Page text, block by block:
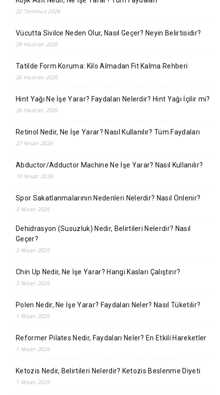
22 Temmuz 2026
Vücutta Sivilce Neden Olur, Nasıl Geçer? Neyin Belirtisidir?
29 Haziran 2026
Tatilde Form Koruma: Kilo Almadan Fit Kalma Rehberi
26 Haziran 2026
Hint Yağı Ne İşe Yarar? Faydaları Nelerdir? Hint Yağı İçilir mi?
26 Haziran 2026
Retinol Nedir, Ne İşe Yarar? Nasıl Kullanılır? Tüm Faydaları
27 Nisan 2026
Abductor/Adductor Machine Ne İşe Yarar? Nasıl Kullanılır?
10 Nisan 2026
Spor Sakatlanmalarının Nedenleri Nelerdir? Nasıl Önlenir?
3 Nisan 2026
Dehidrasyon (Susuzluk) Nedir, Belirtileri Nelerdir? Nasıl
Geçer?
3 Nisan 2026
Chin Up Nedir, Ne İşe Yarar? Hangi Kasları Çalıştırır?
3 Nisan 2026
Polen Nedir, Ne İşe Yarar? Faydaları Neler? Nasıl Tüketilir?
1 Nisan 2026
Reformer Pilates Nedir, Faydaları Neler? En Etkili Hareketler
1 Nisan 2026
Ketozis Nedir, Belirtileri Nelerdir? Ketozis Beslenme Diyeti
1 Nisan 2026